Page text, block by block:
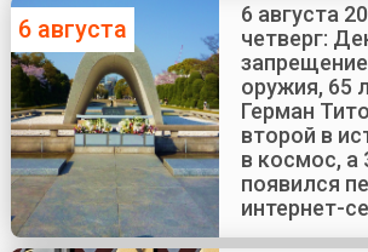
6 августа
6 августа
четверг:
оружия, 65
Герман
второй в
в космос, а
появился
интернет-